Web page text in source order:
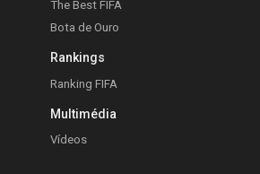
The Best FIFA
Bota de Ouro
Rankings
Ranking FIFA
Multimédia
Vídeos